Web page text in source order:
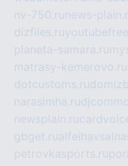
nv-750.ru news-
dizfiles.ru
planeta-samara.ru
matrasy-kemerovo.ru
dotcustoms.ru
narasimha.ru
newsplain.ru
gbget.ru
petrovkasports.ru